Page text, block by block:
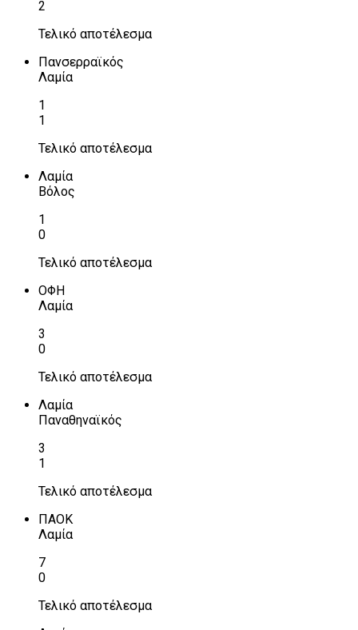
2
Τελικό αποτέλεσμα
Πανσερραϊκός
Λαμία
1
1
Τελικό αποτέλεσμα
Λαμία
Βόλος
1
0
Τελικό αποτέλεσμα
ΟΦΗ
Λαμία
3
0
Τελικό αποτέλεσμα
Λαμία
Παναθηναϊκός
3
1
Τελικό αποτέλεσμα
ΠΑΟΚ
Λαμία
7
0
Τελικό αποτέλεσμα